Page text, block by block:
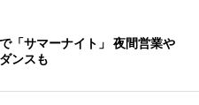
「サマーナイト」 夜間営業や
ンスも